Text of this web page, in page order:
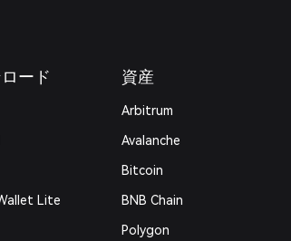
ード
Lite
資産
Arbitrum
Avalanche
Bitcoin
BNB Chain
Polygon